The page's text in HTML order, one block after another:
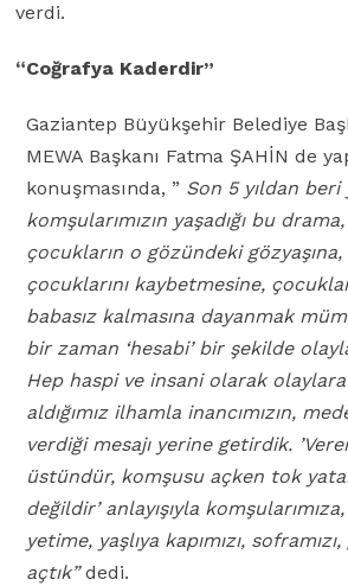
verdi.
“Coğrafya Kaderdir”
Gaziantep Büyükşehir Belediye
MEWA Başkanı Fatma ŞAHİN de
konuşmasında, ” Son 5 yıldan beri
komşularımızın yaşadığı bu
çocukların o gözündeki
çocuklarını kaybetmesine,
babasız kalmasına dayanmak
bir zaman ‘hesabi’ bir şekilde
Hep haspi ve insani olarak
aldığımız ilhamla inancımızın,
verdiği mesajı yerine getirdik.
üstündür, komşusu açken tok
değildir’ anlayışıyla
yetime, yaşlıya kapımızı,
açtık”dedi.